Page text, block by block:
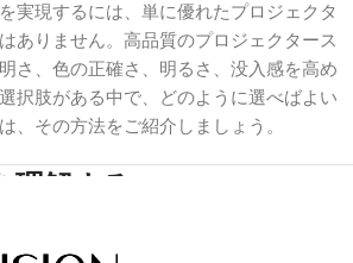
実現するには、単に優れたプロジェクタ
ありません。高品質のプロジェクタース
さ、色の正確さ、明るさ、没入感を高め
択肢がある中で、どのように選べばよい
、その方法をご紹介しましょう。
理解する